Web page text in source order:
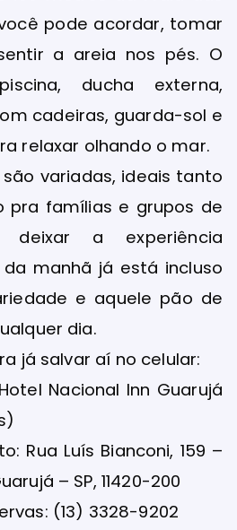
pode acordar, tomar
a areia nos pés. O
ducha externa,
cadeiras, guarda-sol e
relaxar olhando o mar.
variadas, ideais tanto
pra famílias e grupos de
a experiência
manhã já está incluso
e aquele pão de
dia.
já salvar aí no celular:
Nacional Inn Guarujá
Rua Luís Bianconi, 159 –
– SP, 11420-200
(13) 3328-9202